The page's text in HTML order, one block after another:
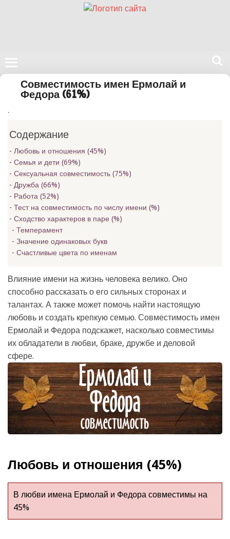
Поиск
сайте
Совместимость имен Ермолай и
Федора (61%)
.
Содержание
Любовь и отношения (45%)
Семья и дети (69%)
Сексуальная совместимость (75%)
Дружба (66%)
Работа (52%)
Тест на совместимость по числу имени (%)
Сходство характеров в паре (%)
Темперамент
Значение одинаковых букв
Счастливые цвета по именам
Влияние имени на жизнь человека велико. Оно
способно рассказать о его сильных сторонах и
талантах. А также может помочь найти настоящую
любовь и создать крепкую семью. Совместимость имен
Ермолай и Федора подскажет, насколько совместимы
их обладатели в любви, браке, дружбе и деловой
сфере.
Любовь и отношения (45%)
В любви имена Ермолай и Федора совместимы на
45%